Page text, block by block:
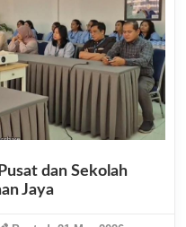
dan Sekolah
Jaya